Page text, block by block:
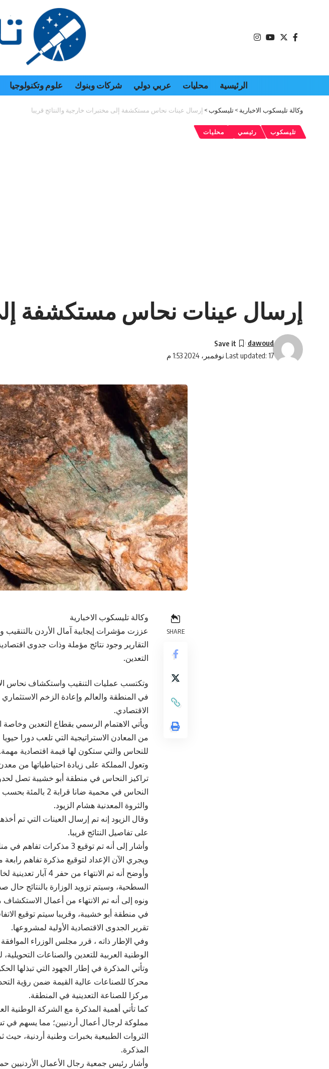
الرئيسية محليات عربي دولي شركات وبنوك علوم وتكنولوجيا
وكالة تليسكوب الاخبارية >تليسكوب> إرسال عينات نحاس مستكشفة إلى مختبرات خارجية والنتائج قريبا
تليسكوب رئيسي محليات
إرسال عينات نحاس مستكشفة إلى
Last updated: 17 نوفمبر، 2024 1:53 م
dawoud
SHARE
وكالة تليسكوب الاخبارية
عززت مؤشرات إيجابية آمال الأردن
التقارير وجود نتائج مؤملة وذات جدوى
التعدين.
وتكتسب عمليات التنقيب واستكشاف نحاس
في المنطقة والعالم وإعادة الزخم
الاقتصادي.
ويأتي الاهتمام الرسمي بقطاع التعدين وخاصة
من المعادن الاستراتيجية التي تلعب دورا
للنحاس والتي ستكون لها قيمة اقتصادية مهمة.
وتعول المملكة على زيادة احتياطياتها من
النحاس في محمية
والثروة المعدنية هشام الزيود.
وقال الزيود إنه تم إرسال العينات التي تم
على تفاصيل النتائج قريبا.
ويجري الآن الإعداد لتوقيع مذكرة تفاهم
وأوضح أنه تم
السطحية، وسيتم تزويد الوزارة بالنتائج حال
ونوه إلى أنه تم الانتهاء من أعمال
في منطقة أبو خشيبة، وقريبا سيتم توقيع
تقرير الجدوى الاقتصادية الأولية لمشروعها.
وفي الإطار ذاته ، قرر مجلس الوزراء
الوطنية العربية للتعدين والصناعات
وتأتي المذكرة في إطار الجهود التي تبذلها
محركا للصناعات عالية القيمة ضمن رؤية
مركزا للصناعة التعدينية في المنطقة.
كما تأتي أهمية المذكرة مع الشركة الوطنية
مملوكة لرجال أعمال أردنيين؛ مما يسهم في
الثروات الطبيعية بخبرات وطنية أردنية،
المذكرة.
وأشار رئيس جمعية رجال الأعمال الأردنيين